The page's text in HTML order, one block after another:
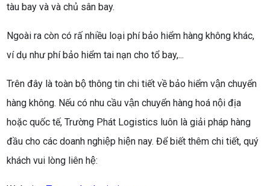
tàu bay và và chủ sân bay.
Ngoài ra còn có rấ nhiều loại phí bảo hiểm hàng không khác,
ví dụ như phí bảo hiểm tai nạn cho tổ bay,...
Trên đây là toàn bộ thông tin chi tiết về bảo hiểm vận chuyển
hàng không. Nếu có nhu cầu vận chuyển hàng hoá nội địa
hoặc quốc tế, Trường Phát Logistics luôn là giải pháp hàng
đầu cho các doanh nghiệp hiện nay. Để biết thêm chi tiết, quý
khách vui lòng liên hệ: